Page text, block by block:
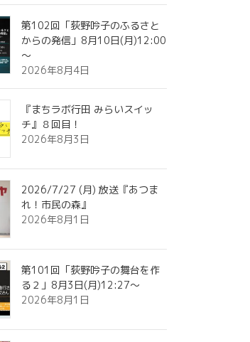
第102回「荻野吟子のふるさと
からの発信」8月10日(月)12:00
～
2026年8月4日
『まちラボ行田 みらいスイッ
チ』８回目！
2026年8月3日
2026/7/27 (月) 放送『あつま
れ！市民の森』
2026年8月1日
第101回「荻野吟子の舞台を作
る２」8月3日(月)12:27～
2026年8月1日